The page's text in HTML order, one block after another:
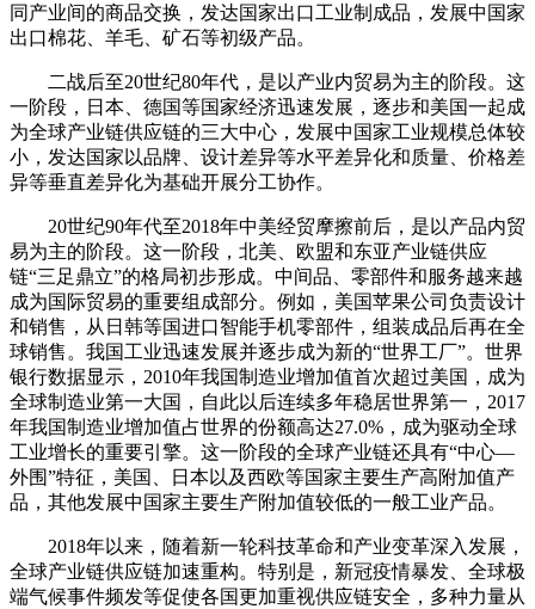
同产业间的商品交换，发达国家出口工业制成品，发展中国家
出口棉花、羊毛、矿石等初级产品。
二战后至20世纪80年代，是以产业内贸易为主的阶段。这
一阶段，日本、德国等国家经济迅速发展，逐步和美国一起成
为全球产业链供应链的三大中心，发展中国家工业规模总体较
小，发达国家以品牌、设计差异等水平差异化和质量、价格差
异等垂直差异化为基础开展分工协作。
20世纪90年代至2018年中美经贸摩擦前后，是以产品内贸
易为主的阶段。这一阶段，北美、欧盟和东亚产业链供应
链“三足鼎立”的格局初步形成。中间品、零部件和服务越来越
成为国际贸易的重要组成部分。例如，美国苹果公司负责设计
和销售，从日韩等国进口智能手机零部件，组装成品后再在全
球销售。我国工业迅速发展并逐步成为新的“世界工厂”。世界
银行数据显示，2010年我国制造业增加值首次超过美国，成为
全球制造业第一大国，自此以后连续多年稳居世界第一，2017
年我国制造业增加值占世界的份额高达27.0%，成为驱动全球
工业增长的重要引擎。这一阶段的全球产业链还具有“中心—
外围”特征，美国、日本以及西欧等国家主要生产高附加值产
品，其他发展中国家主要生产附加值较低的一般工业产品。
2018年以来，随着新一轮科技革命和产业变革深入发展，
全球产业链供应链加速重构。特别是，新冠疫情暴发、全球极
端气候事件频发等促使各国更加重视供应链安全，多种力量从